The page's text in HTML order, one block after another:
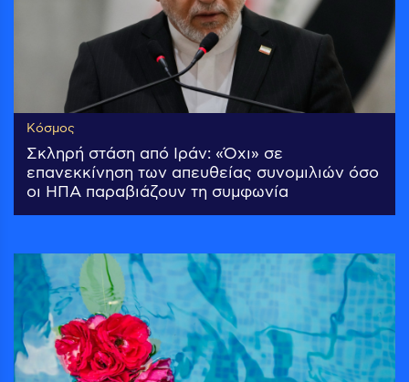
Κόσμος
Σκληρή στάση από Ιράν: «Όχι» σε
επανεκκίνηση των απευθείας συνομιλιών όσο
οι ΗΠΑ παραβιάζουν τη συμφωνία